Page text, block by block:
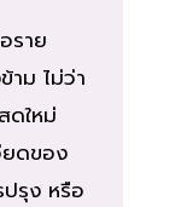
ราย
ม ไม่ว่า
ดใหม่
ยดของ
รุง หรือ